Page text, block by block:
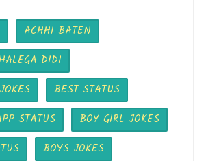
ACHHI BATEN
DIDI
BEST STATUS
STATUS
BOY GIRL JOKES
BOYS JOKES